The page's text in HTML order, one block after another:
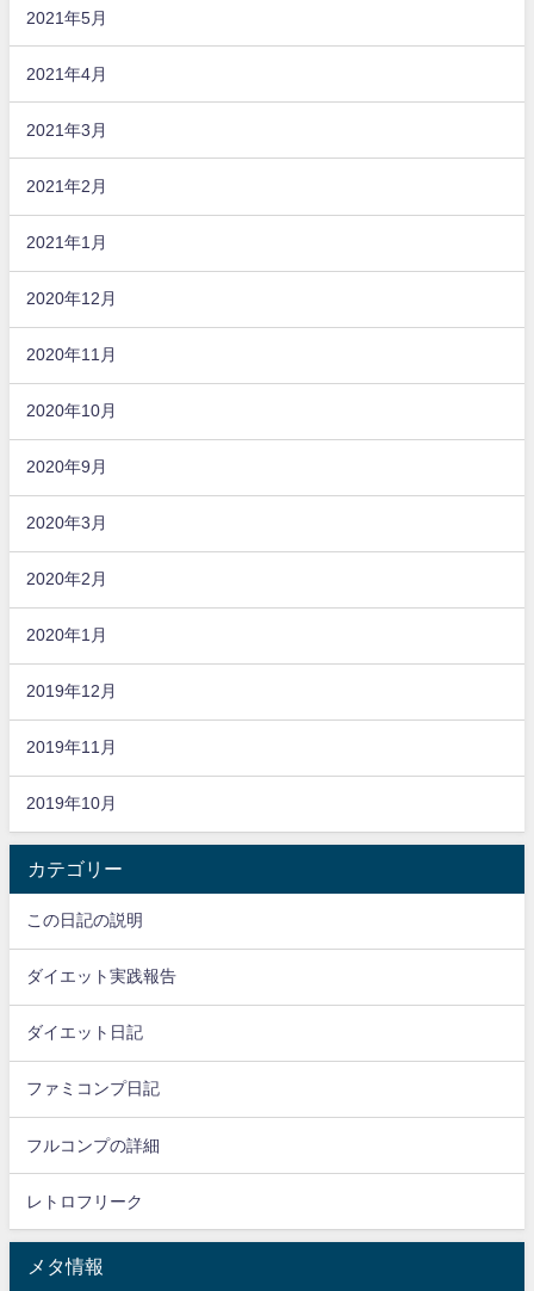
2021年5月
2021年4月
2021年3月
2021年2月
2021年1月
2020年12月
2020年11月
2020年10月
2020年9月
2020年3月
2020年2月
2020年1月
2019年12月
2019年11月
2019年10月
カテゴリー
この日記の説明
ダイエット実践報告
ダイエット日記
ファミコンプ日記
フルコンプの詳細
レトロフリーク
メタ情報